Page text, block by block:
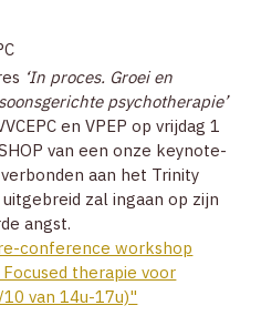
‘In proces. Groei en
psychotherapie’
en VPEP op vrijdag 1
van een onze keynote-
aan het Trinity
zal ingaan op zijn
angst.
conference workshop
therapie voor
van 14u-17u)"